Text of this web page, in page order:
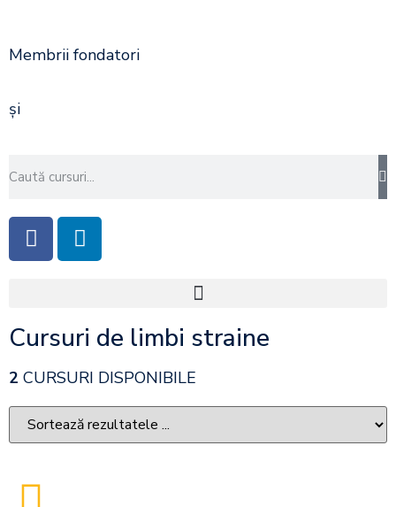
Membrii fondatori
și
Cursuri de limbi straine
2 CURSURI DISPONIBILE